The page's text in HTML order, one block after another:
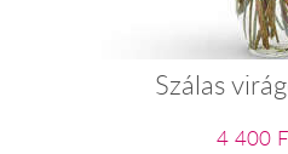
Szálas
4 400